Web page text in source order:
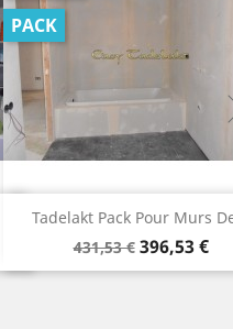
Tadelakt Pack Pour
Prix
de
340,78 € Prix
315,78 €
PACK